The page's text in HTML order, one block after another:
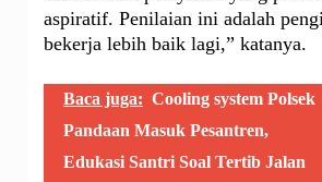
aspiratif. Penilaian ini adalah
bekerja lebih baik lagi,” katanya.
Baca juga: Cooling system Polsek
Pandaan Masuk Pesantren,
Edukasi Santri Soal Tertib Jalan